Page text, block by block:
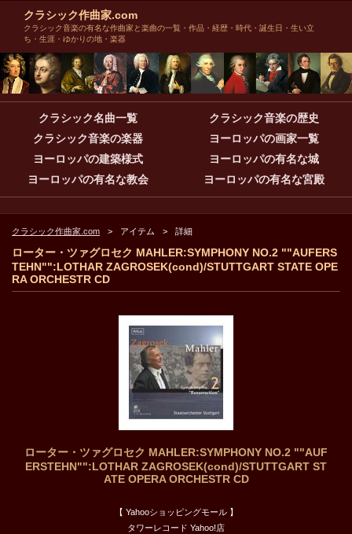
クラシック作曲家.com
クラシック音楽の有名な作曲家と楽曲の一覧・作品・経歴・時代・誕生日・生い立
ち・生涯・ゆかりの地・楽器
クラシック名曲一覧
クラシック音楽の歴史
クラシック音楽の楽器
ヨーロッパの画家一覧
ヨーロッパの建築様式
ヨーロッパの有名な城
ヨーロッパの有名な教会
ヨーロッパの有名な宮殿
クラシック作曲家.com アイテム 詳細
ローター・ツァグロセク MAHLER:SYMPHONY NO.2 ""AUFERS
TEHN"":LOTHAR ZAGROSEK(cond)/STUTTGART STATE OPE
RA ORCHESTR CD
ローター・ツァグロセク MAHLER:SYMPHONY NO.2 ""AUF
ERSTEHN"":LOTHAR ZAGROSEK(cond)/STUTTGART ST
ATE OPERA ORCHESTR CD
【 Yahooショッピングモール 】
タワーレコード Yahoo!店